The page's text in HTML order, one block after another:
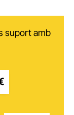
suport amb